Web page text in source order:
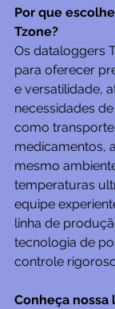
Por que
Tzone?
Os dataloggers
para oferecer
e versatilidade,
necessidades
como
medicamentos,
mesmo
temperaturas
equipe
linha de
tecnologia de
controle
Conheça nossa